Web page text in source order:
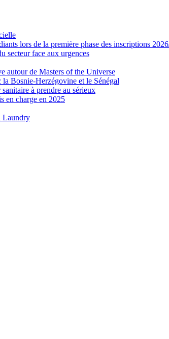
lors de la première phase des inscriptions
secteur face aux urgences
autour de Masters of the Universe
Bosnie-Herzégovine et le Sénégal
à prendre au sérieux
en charge en 2025
Laundry